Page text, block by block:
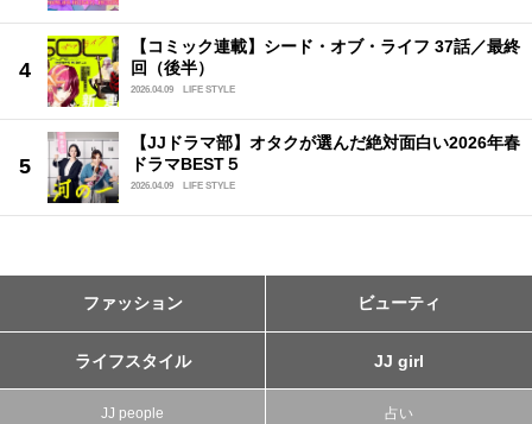
【コミック連載】シード・オブ・ライフ 37話／最終
回（後半）
2026.04.09 LIFE STYLE
【JJドラマ部】オタクが選んだ絶対面白い2026年春
ドラマBEST５
2026.04.09 LIFE STYLE
ファッション ビューティ
ライフスタイル JJ girl
JJ people 占い